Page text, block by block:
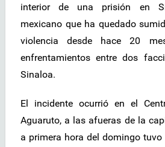
interior de una prisión en
mexicano que ha quedado
violencia desde hace 20
enfrentamientos entre dos
Sinaloa.
El incidente ocurrió en el
Aguaruto, a las afueras de la
a primera hora del domingo